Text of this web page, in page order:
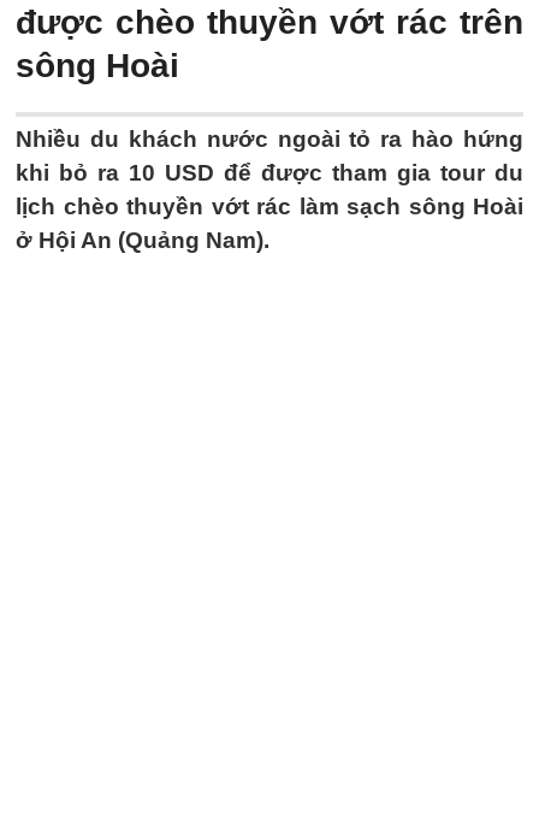
được chèo thuyền vớt rác trên
sông Hoài
Nhiều du khách nước ngoài tỏ ra hào hứng
khi bỏ ra 10 USD để được tham gia tour du
lịch chèo thuyền vớt rác làm sạch sông Hoài
ở Hội An (Quảng Nam).